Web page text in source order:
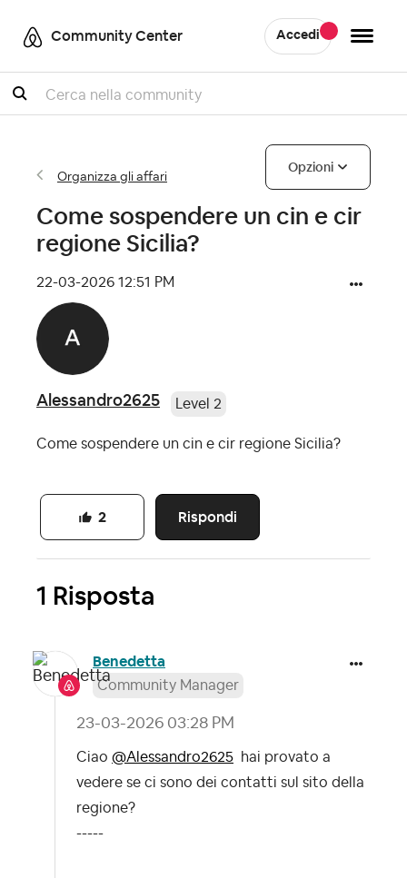
Community Center Accedi
Cercare
Organizza gli affari
Opzioni
Come sospendere un cin e cir
regione Sicilia?
‎22-03-2026 12:51 PM
Alessandro2625 Level 2
Come sospendere un cin e cir regione Sicilia?
Rispondi
2
1 Risposta
Benedetta
Community Manager
‎23-03-2026 03:28 PM
Ciao @Alessandro2625 hai provato a
vedere se ci sono dei contatti sul sito della
regione?
-----